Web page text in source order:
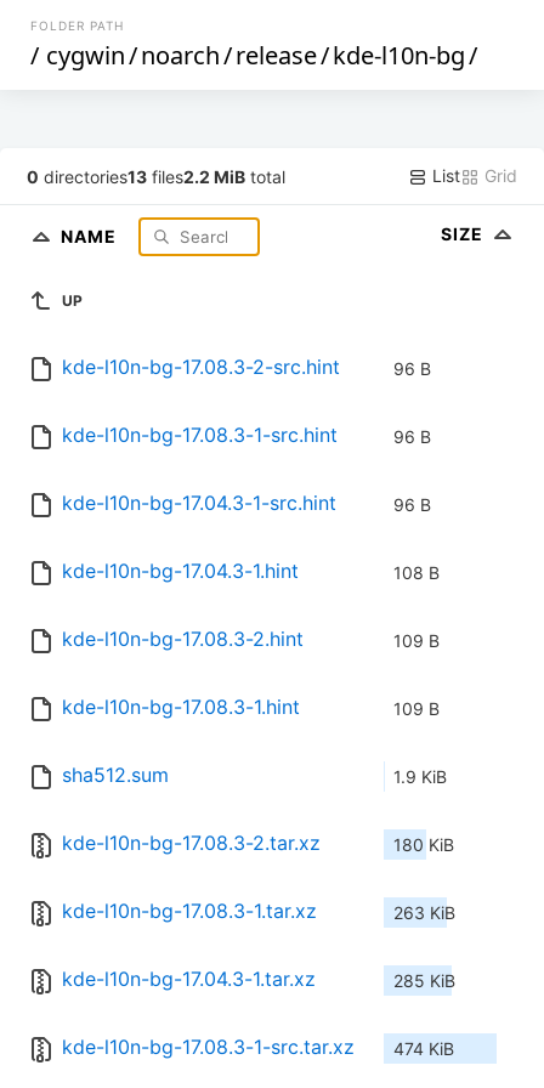
FOLDER PATH
/ cygwin/noarch/release/kde-l10n-bg/
0 directories13 files2.2 MiB total List Grid
NAME SIZE
UP
kde-l10n-bg-17.08.3-2-src.hint 96 B
kde-l10n-bg-17.08.3-1-src.hint 96 B
kde-l10n-bg-17.04.3-1-src.hint 96 B
kde-l10n-bg-17.04.3-1.hint 108 B
kde-l10n-bg-17.08.3-2.hint 109 B
kde-l10n-bg-17.08.3-1.hint 109 B
sha512.sum 1.9 KiB
kde-l10n-bg-17.08.3-2.tar.xz 180 KiB
kde-l10n-bg-17.08.3-1.tar.xz 263 KiB
kde-l10n-bg-17.04.3-1.tar.xz 285 KiB
kde-l10n-bg-17.08.3-1-src.tar.xz 474 KiB